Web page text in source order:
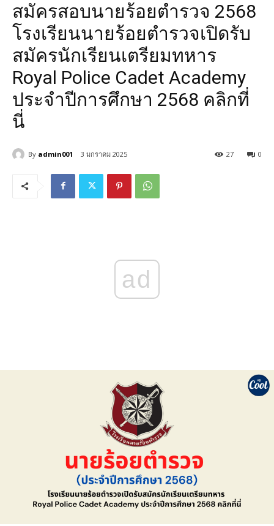
สมัครสอบนายร้อยตำรวจ 2568
โรงเรียนนายร้อยตำรวจเปิดรับ
สมัครนักเรียนเตรียมทหาร
Royal Police Cadet Academy
ประจำปีการศึกษา 2568 คลิกที่
นี่
By admin001 3 มกราคม 2025 0
27
ad